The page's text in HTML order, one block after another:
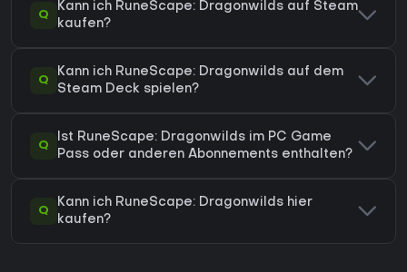
Q
Kann ich RuneScape: Dragonwilds auf Steam
kaufen?
Q
Kann ich RuneScape: Dragonwilds auf dem
Steam Deck spielen?
Q
Ist RuneScape: Dragonwilds im PC Game
Pass oder anderen Abonnements enthalten?
Q
Kann ich RuneScape: Dragonwilds hier
kaufen?